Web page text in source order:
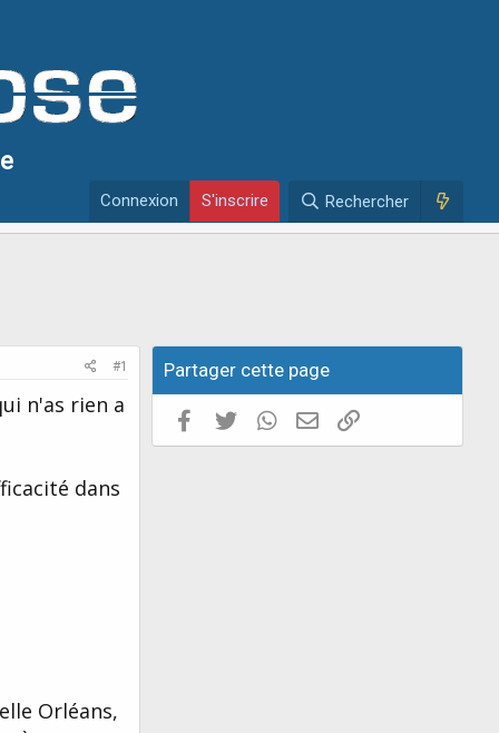
Connexion S'inscrire Rechercher
#1
n'as rien a
dans
Orléans,
Partager cette page
Facebook
Twitter WhatsAppE-mail valide